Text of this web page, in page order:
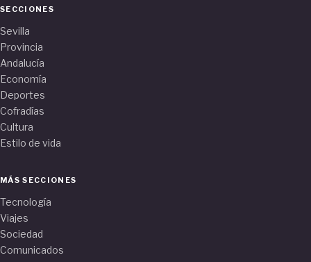
SECCIONES
Sevilla
Provincia
Andalucía
Economía
Deportes
Cofradías
Cultura
Estilo de vida
MÁS SECCIONES
Tecnología
Viajes
Sociedad
Comunicados